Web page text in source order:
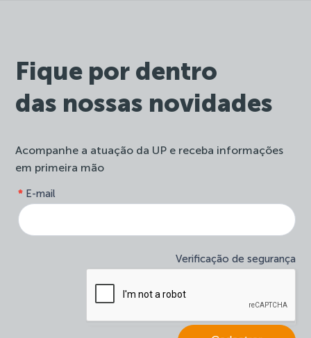
Fique por dentro
das nossas novidades
Acompanhe a atuação da UP e receba informações
em primeira mão
site-
newsletter
E-mail
*
Verificação de segurança
você
é
humano,
este
campo
branco.